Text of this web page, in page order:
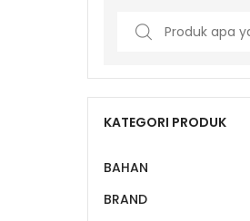
Search
KATEGORI PRODUK
BAHAN
BRAND